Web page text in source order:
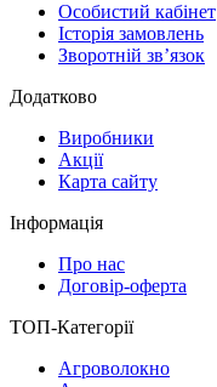
Особистий кабінет
Історія замовлень
Зворотній зв’язок
Додатково
Виробники
Акції
Карта сайту
Інформація
Про нас
Договір-оферта
ТОП-Категорії
Агроволокно